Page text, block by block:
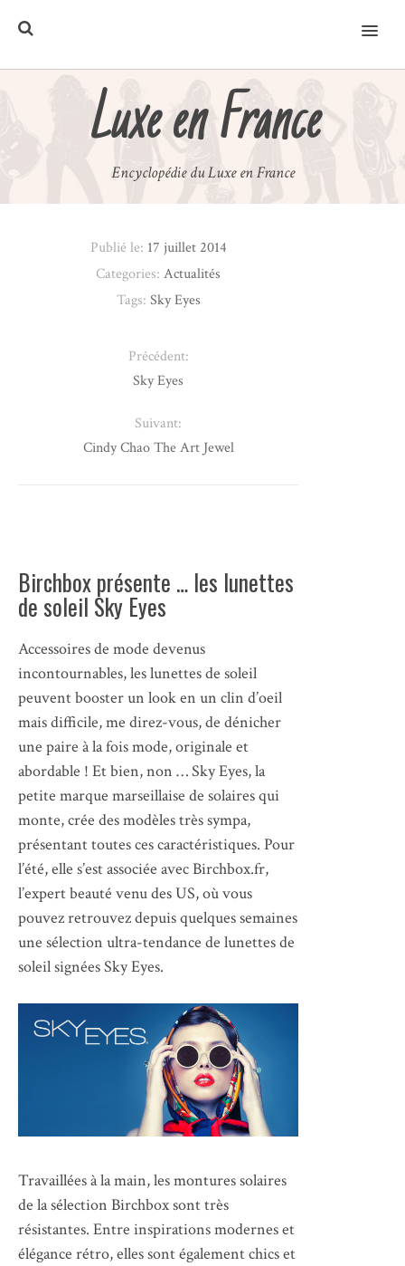
MENU
Luxe en France
Encyclopédie du Luxe en France
Birchbox présente … les lunettes
de soleil Sky Eyes
Accessoires de mode devenus
incontournables, les lunettes de soleil
peuvent booster un look en un clin d’oeil
mais difficile, me direz-vous, de dénicher
une paire à la fois mode, originale et
abordable ! Et bien, non … Sky Eyes, la
petite marque marseillaise de solaires qui
monte, crée des modèles très sympa,
présentant toutes ces caractéristiques. Pour
l’été, elle s’est associée avec Birchbox.fr,
l’expert beauté venu des US, où vous
pouvez retrouvez depuis quelques semaines
une sélection ultra-tendance de lunettes de
soleil signées Sky Eyes.
Travaillées à la main, les montures solaires
de la sélection Birchbox sont très
résistantes. Entre inspirations modernes et
élégance rétro, elles sont également chics et
Publié le: 17 juillet 2014
Categories:Actualités
Tags: Sky Eyes
Précédent:
Sky Eyes
Suivant:
Cindy Chao The Art Jewel